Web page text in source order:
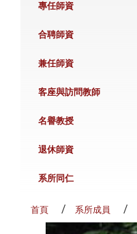
專任師資
合聘師資
兼任師資
客座與訪問教師
名譽教授
退休師資
系所同仁
首頁 系所成員